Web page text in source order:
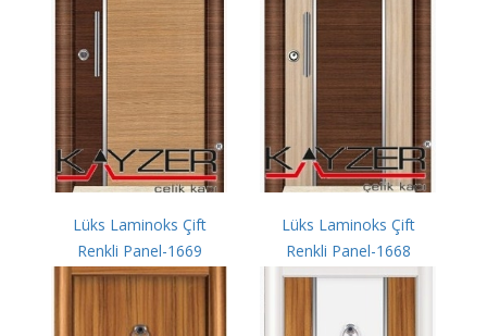
Lüks Laminoks Çift
Renkli Panel-1669
Lüks Laminoks Çift
Renkli Panel-1668